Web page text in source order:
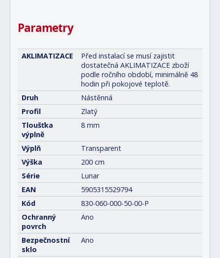
Parametry
AKLIMATIZACE
Před instalací se musí zajistit
dostatečná AKLIMATIZACE zboží
podle ročního období, minimálně 48
hodin při pokojové teplotě.
Druh
Nástěnná
Profil
Zlatý
Tloušťka
výplně
8 mm
Výplň
Transparent
Výška
200 cm
Série
Lunar
EAN
5905315529794
Kód
830-060-000-50-00-P
Ochranný
povrch
Ano
Bezpečnostní
sklo
Ano